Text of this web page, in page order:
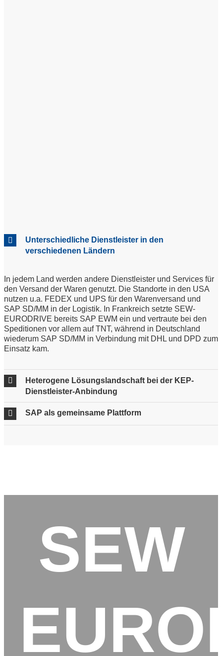
Unterschiedliche Dienstleister in den
verschiedenen Ländern
In jedem Land werden andere Dienstleister und Services für
den Versand der Waren genutzt. Die Standorte in den USA
nutzen u.a. FEDEX und UPS für den Warenversand und
SAP SD/MM in der Logistik. In Frankreich setzte SEW-
EURODRIVE bereits SAP EWM ein und vertraute bei den
Speditionen vor allem auf TNT, während in Deutschland
wiederum SAP SD/MM in Verbindung mit DHL und DPD zum
Einsatz kam.
Heterogene Lösungslandschaft bei der KEP-
Dienstleister-Anbindung
SAP als gemeinsame Plattform
SEW